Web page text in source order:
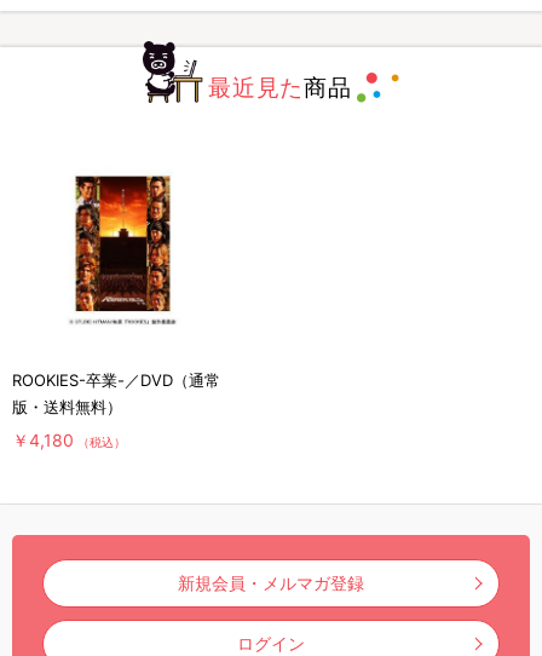
最近見た商品
ROOKIES-卒業-／DVD（通常
版・送料無料）
￥4,180 （税込）
新規会員・メルマガ登録
ログイン